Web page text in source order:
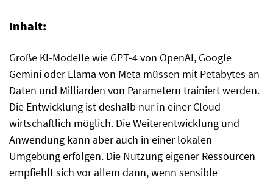
Inhalt:
Große KI-Modelle wie GPT-4 von OpenAI, Google
Gemini oder Llama von Meta müssen mit Petabytes an
Daten und Milliarden von Parametern trainiert werden.
Die Entwicklung ist deshalb nur in einer Cloud
wirtschaftlich möglich. Die Weiterentwicklung und
Anwendung kann aber auch in einer lokalen
Umgebung erfolgen. Die Nutzung eigener Ressourcen
empfiehlt sich vor allem dann, wenn sensible